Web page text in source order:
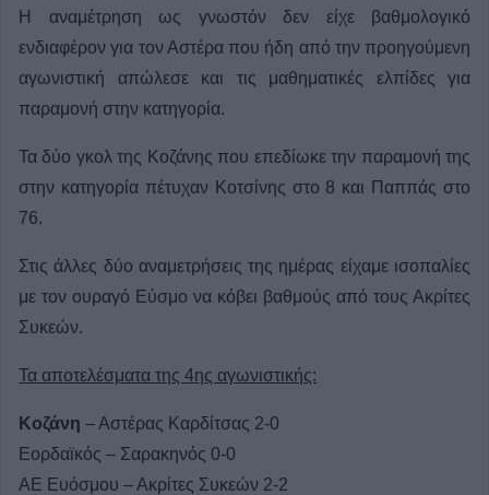
Η αναμέτρηση ως γνωστόν δεν είχε βαθμολογικό
ενδιαφέρον για τον Αστέρα που ήδη από την προηγούμενη
αγωνιστική απώλεσε και τις μαθηματικές ελπίδες για
παραμονή στην κατηγορία.
Τα δύο γκολ της Κοζάνης που επεδίωκε την παραμονή της
στην κατηγορία πέτυχαν Κοτσίνης στο 8 και Παππάς στο
76.
Στις άλλες δύο αναμετρήσεις της ημέρας είχαμε ισοπαλίες
με τον ουραγό Εύσμο να κόβει βαθμούς από τους Ακρίτες
Συκεών.
Τα αποτελέσματα της 4ης αγωνιστικής:
Κοζάνη – Αστέρας Καρδίτσας 2-0
Εορδαϊκός – Σαρακηνός 0-0
ΑΕ Ευόσμου – Ακρίτες Συκεών 2-2